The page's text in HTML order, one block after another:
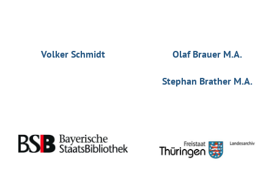
Volker Schmidt Olaf Brauer M.A.
Stephan Brather M.A.